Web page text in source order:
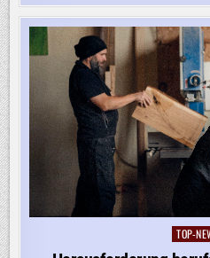
Posted
in
TOP-